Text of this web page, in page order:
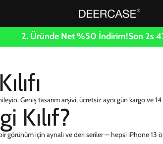
2. Üründe Net %50 İndirim!Son 2s
Geniş tasarım arşivi, ücretsiz aynı gün kargo ve
Kılıf?
görünüm için aynalı ve deri seriler — hepsi iPhone 13